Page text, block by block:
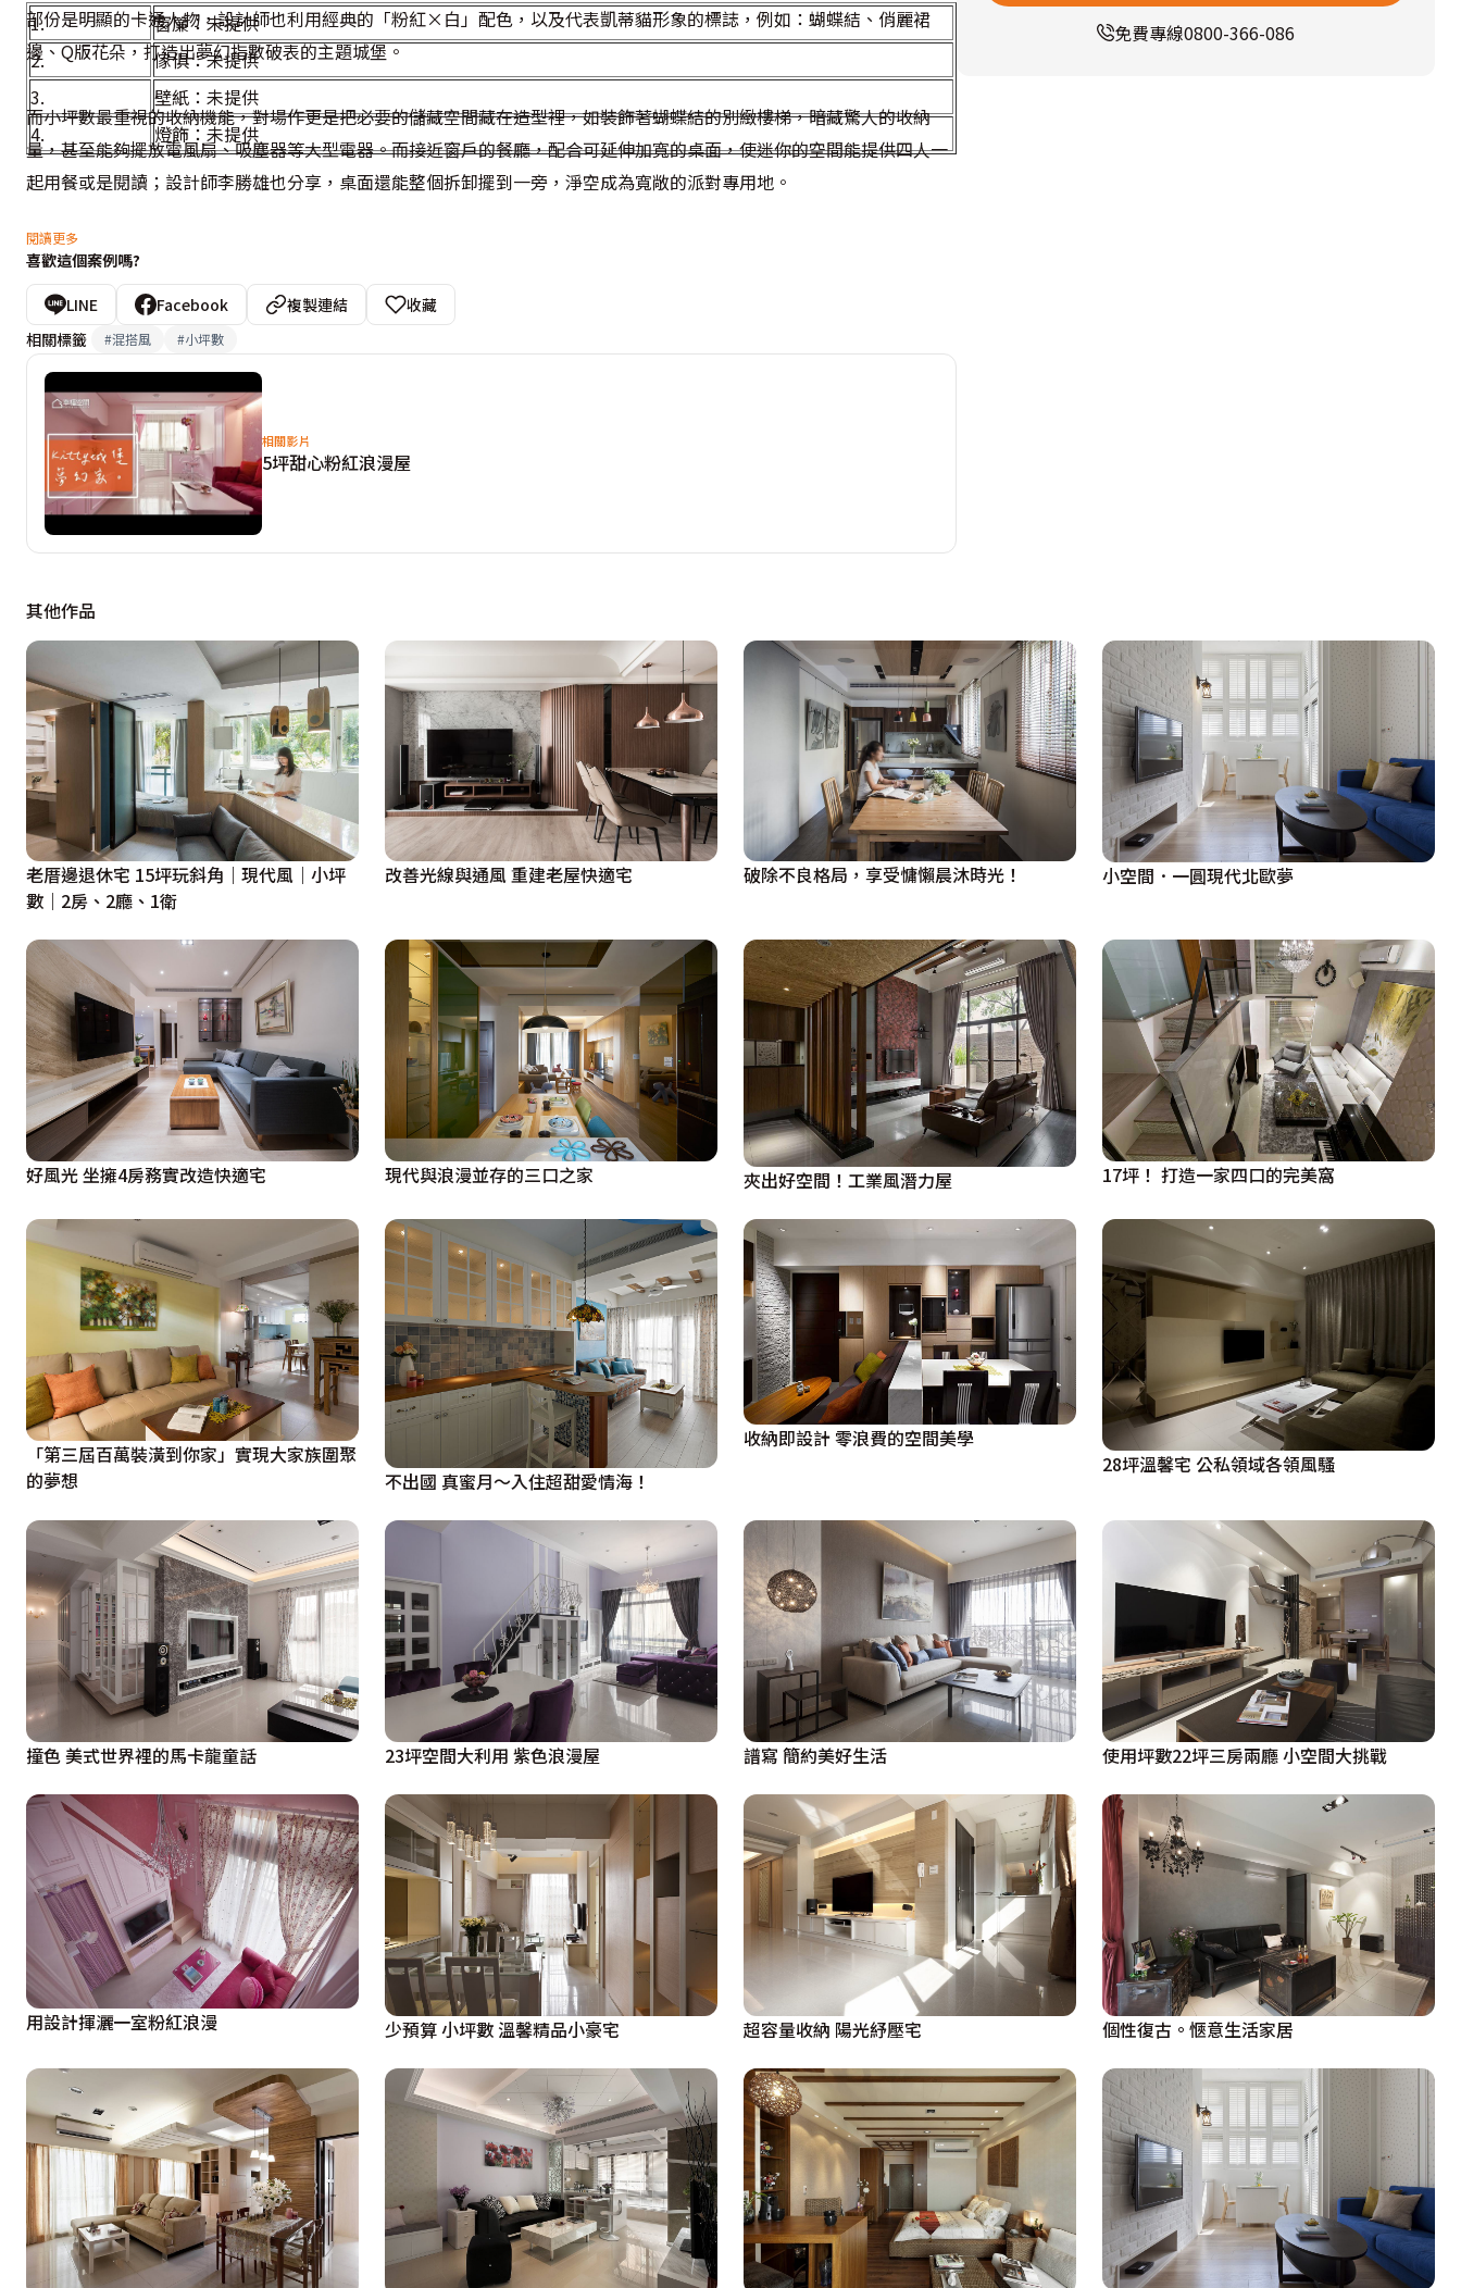
部份是明顯的卡通人物，設計師也利用經典的「粉紅×白」配色，以及代表凱蒂貓形象的標誌，例如：蝴蝶結、俏麗裙
邊、Q版花朵，打造出夢幻指數破表的主題城堡。
而小坪數最重視的收納機能，對場作更是把必要的儲藏空間藏在造型裡，如裝飾著蝴蝶結的別緻樓梯，暗藏驚人的收納
量，甚至能夠擺放電風扇、吸塵器等大型電器。而接近窗戶的餐廳，配合可延伸加寬的桌面，使迷你的空間能提供四人一
起用餐或是閱讀；設計師李勝雄也分享，桌面還能整個拆卸擺到一旁，淨空成為寬敞的派對專用地。
夾層上方的睡眠區，床頭延續了電視牆的白色裙邊，床尾在樑及樓板中間的空隙，改造為桃紅色的收納櫃，充分利用空間
發揮最佳坪效。浴室粉嫩的磁磚配色，加上屋主提供的Hello Kitty卡通磁磚點綴，從裡到外都延續一致的夢幻色彩。
原先屋主設定為出租用的套房，在竣工後卻再也捨不得出租，反倒成為母女邀請三五好友小聚，或是多人開慶祝派對的主
題包廂。
廠商電話
1.
窗簾：未提供
2.
傢俱：未提供
3.
壁紙：未提供
4.
燈飾：未提供
閱讀更多
喜歡這個案例嗎?
LINE Facebook 複製連結
收藏
相關標籤
#混搭風 #小坪數
相關影片
5坪甜心粉紅浪漫屋
免費專線0800-366-086
其他作品
老厝邊退休宅 15坪玩斜角｜現代風｜小坪
數｜2房、2廳、1衛
改善光線與通風 重建老屋快適宅 破除不良格局，享受慵懶晨沐時光！ 小空間．一圓現代北歐夢
好風光 坐擁4房務實改造快適宅 現代與浪漫並存的三口之家 夾出好空間！工業風潛力屋 17坪！ 打造一家四口的完美窩
「第三屆百萬裝潢到你家」實現大家族圍聚
的夢想
不出國 真蜜月～入住超甜愛情海！
收納即設計 零浪費的空間美學
28坪溫馨宅 公私領域各領風騷
撞色 美式世界裡的馬卡龍童話 23坪空間大利用 紫色浪漫屋 譜寫 簡約美好生活 使用坪數22坪三房兩廳 小空間大挑戰
用設計揮灑一室粉紅浪漫 少預算 小坪數 溫馨精品小豪宅 超容量收納 陽光紓壓宅 個性復古。愜意生活家居